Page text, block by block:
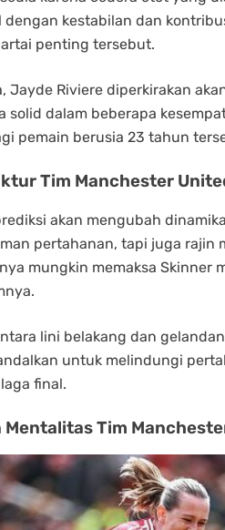
kestabilan dan
penting tersebut.
Jayde Riviere diperkirakan
solid dalam beberapa
pemain berusia 23 tahun
Tim Manchester
akan mengubah
pertahanan, tapi juga
mungkin memaksa
lini belakang dan
untuk melindungi
final.
Mentalitas Tim